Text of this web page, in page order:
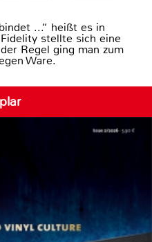
...“ heißt es in
stellte sich eine
Regel ging man zum
Ware.